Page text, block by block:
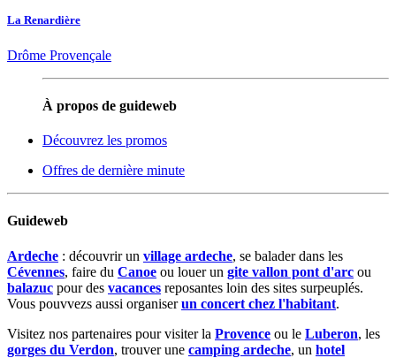
La Renardière
Drôme Provençale
À propos de guideweb
Découvrez les promos
Offres de dernière minute
Guideweb
Ardeche : découvrir un village ardeche, se balader dans les
Cévennes, faire du Canoe ou louer un gite vallon pont d'arc ou
balazuc pour des vacances reposantes loin des sites surpeuplés.
Vous pouvvezs aussi organiserun concert chez l'habitant.
Visitez nos partenaires pour visiter la Provence ou le Luberon, les
gorges du Verdon, trouver une camping ardeche, un hotel